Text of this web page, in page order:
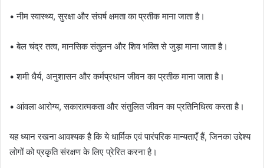
• नीम स्वास्थ्य, सुरक्षा और संघर्ष क्षमता का प्रतीक माना जाता है।
• बेल चंद्र तत्व, मानसिक संतुलन और शिव भक्ति से जुड़ा माना जाता है।
• शमी धैर्य, अनुशासन और कर्मप्रधान जीवन का प्रतीक माना जाता है।
• आंवला आरोग्य, सकारात्मकता और संतुलित जीवन का प्रतिनिधित्व करता है।
यह ध्यान रखना आवश्यक है कि ये धार्मिक एवं पारंपरिक मान्यताएँ हैं, जिनका उद्देश्य
लोगों को प्रकृति संरक्षण के लिए प्रेरित करना है।